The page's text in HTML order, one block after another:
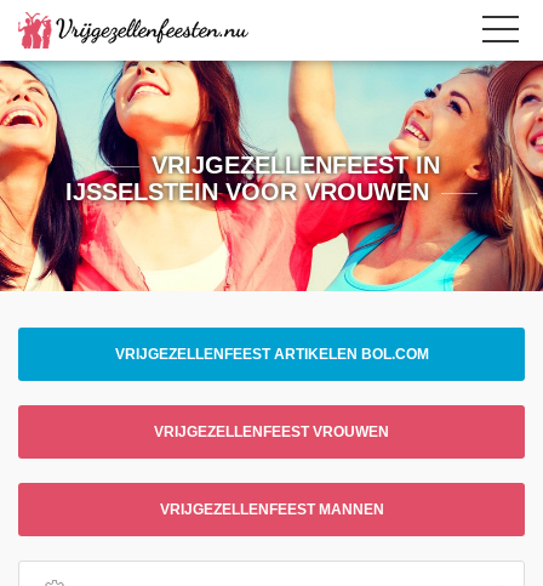
VRIJGEZELLENFEEST IN
IJSSELSTEIN VOOR VROUWEN
VRIJGEZELLENFEEST ARTIKELEN BOL.COM
VRIJGEZELLENFEEST VROUWEN
VRIJGEZELLENFEEST MANNEN